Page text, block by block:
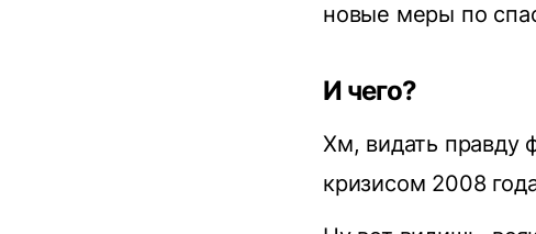
новые меры по
И чего?
Хм, видать правду
кризисом 2008